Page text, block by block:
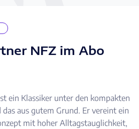
NFZ im Abo
ein Klassiker unter den kompakten
aus gutem Grund. Er vereint ein
mit hoher Alltagstauglichkeit,